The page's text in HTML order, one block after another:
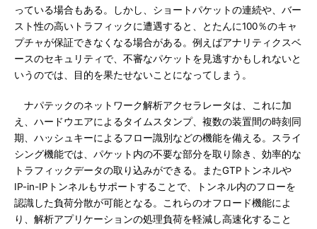
っている場合もある。しかし、ショートパケットの連続や、バー
スト性の高いトラフィックに遭遇すると、とたんに100％のキャ
プチャが保証できなくなる場合がある。例えばアナリティクスベ
ースのセキュリティで、不審なパケットを見逃すかもしれないと
いうのでは、目的を果たせないことになってしまう。
ナパテックのネットワーク解析アクセラレータは、これに加
え、ハードウエアによるタイムスタンプ、複数の装置間の時刻同
期、ハッシュキーによるフロー識別などの機能を備える。スライ
シング機能では、パケット内の不要な部分を取り除き、効率的な
トラフィックデータの取り込みができる。またGTPトンネルや
IP-in-IPトンネルもサポートすることで、トンネル内のフローを
認識した負荷分散が可能となる。これらのオフロード機能によ
り、解析アプリケーションの処理負荷を軽減し高速化すること